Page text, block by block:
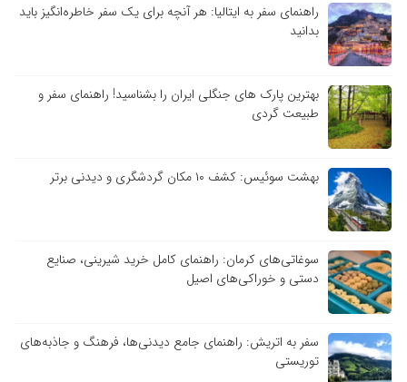
راهنمای سفر به ایتالیا: هر آنچه برای یک سفر خاطره‌انگیز باید
بدانید
بهترین پارک های جنگلی ایران را بشناسید! راهنمای سفر و
طبیعت گردی
بهشت سوئیس: کشف ۱۰ مکان گردشگری و دیدنی برتر
سوغاتی‌های کرمان: راهنمای کامل خرید شیرینی، صنایع
دستی و خوراکی‌های اصیل
سفر به اتریش: راهنمای جامع دیدنی‌ها، فرهنگ و جاذبه‌های
توریستی